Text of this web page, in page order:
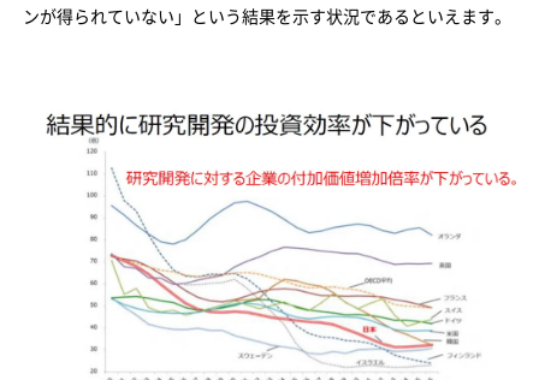
ンが得られていない」という結果を示す状況であるといえます。